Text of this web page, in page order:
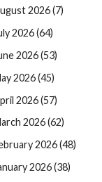
2026 (7)
2026 (64)
2026 (53)
2026 (45)
2026 (57)
2026 (62)
2026 (48)
2026 (38)